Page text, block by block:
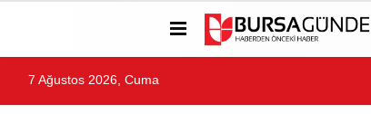
7 Ağustos 2026, Cuma